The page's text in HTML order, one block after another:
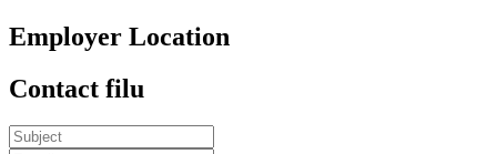
Employer Location
Contact filu